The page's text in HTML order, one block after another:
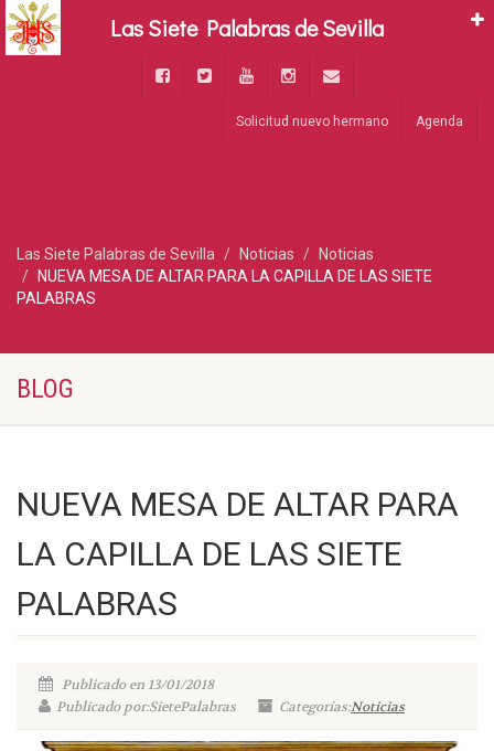
Solicitud nuevo hermano Agenda
Las Siete Palabras de Sevilla Noticias
Noticias
NUEVA MESA DE ALTAR PARA LA CAPILLA DE LAS SIETE
PALABRAS
BLOG
NUEVA MESA DE ALTAR PARA
LA CAPILLA DE LAS SIETE
PALABRAS
Publicado en 13/01/2018
Publicado por:SietePalabras
Categorías:Noticias
Las Siete Palabras de Sevilla